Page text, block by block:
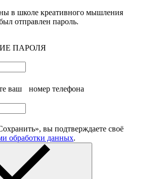
в школе креативного мышления
отправлен пароль.
ПАРОЛЯ
ваш номер телефона
вы подтверждаете своё
обработки данных.